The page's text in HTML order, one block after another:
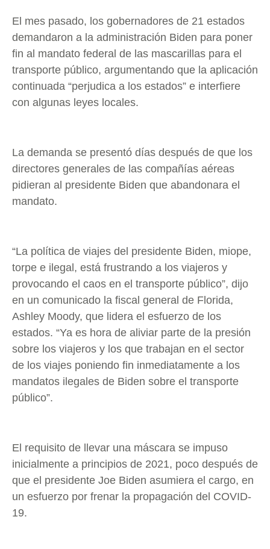
El mes pasado, los gobernadores de 21 estados
demandaron a la administración Biden para poner
fin al mandato federal de las mascarillas para el
transporte público, argumentando que la aplicación
continuada “perjudica a los estados” e interfiere
con algunas leyes locales.
La demanda se presentó días después de que los
directores generales de las compañías aéreas
pidieran al presidente Biden que abandonara el
mandato.
“La política de viajes del presidente Biden, miope,
torpe e ilegal, está frustrando a los viajeros y
provocando el caos en el transporte público”, dijo
en un comunicado la fiscal general de Florida,
Ashley Moody, que lidera el esfuerzo de los
estados. “Ya es hora de aliviar parte de la presión
sobre los viajeros y los que trabajan en el sector
de los viajes poniendo fin inmediatamente a los
mandatos ilegales de Biden sobre el transporte
público”.
El requisito de llevar una máscara se impuso
inicialmente a principios de 2021, poco después de
que el presidente Joe Biden asumiera el cargo, en
un esfuerzo por frenar la propagación del COVID-
19.